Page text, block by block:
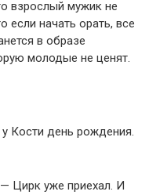
взрослый мужик не
если начать орать, все
в образе
молодые не ценят.
Кости день рождения.
Цирк уже приехал. И